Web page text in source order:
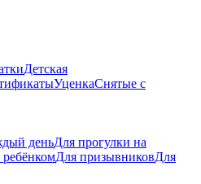
Детская
УценкаСнятые с
деньДля прогулки на
ребёнкомДля призывниковДля